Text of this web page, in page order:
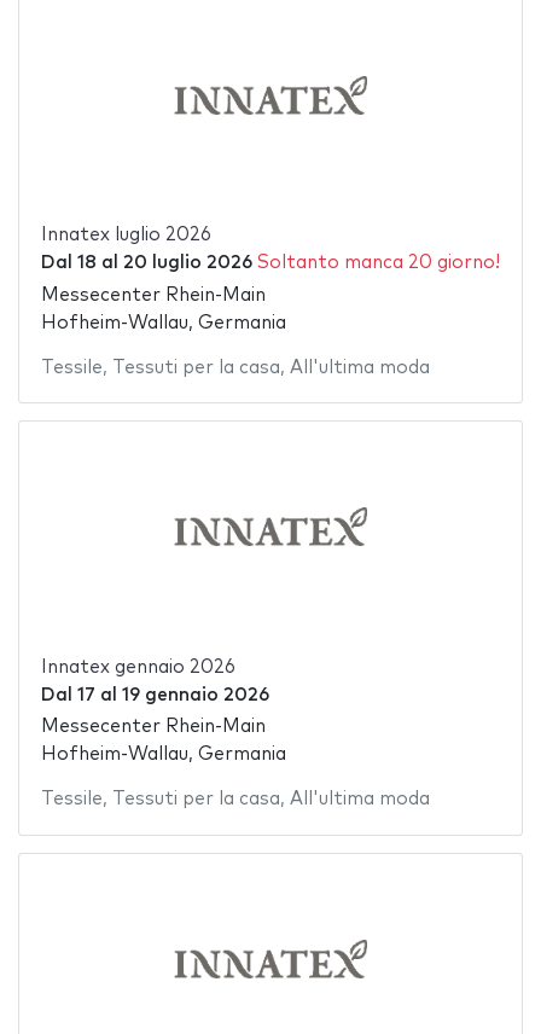
Innatex luglio 2026
Dal 18 al 20 luglio 2026 Soltanto manca 20 giorno!
Messecenter Rhein-Main
Hofheim-Wallau, Germania
Tessile, Tessuti per la casa, All'ultima moda
Innatex gennaio 2026
Dal 17 al 19 gennaio 2026
Messecenter Rhein-Main
Hofheim-Wallau, Germania
Tessile, Tessuti per la casa, All'ultima moda